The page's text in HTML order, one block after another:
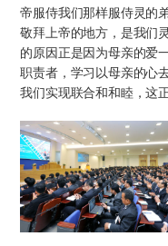
帝服侍我们那样服侍灵的
敬拜上帝的地方，是我们
的原因正是因为母亲的爱
职责者，学习以母亲的心
我们实现联合和和睦，这